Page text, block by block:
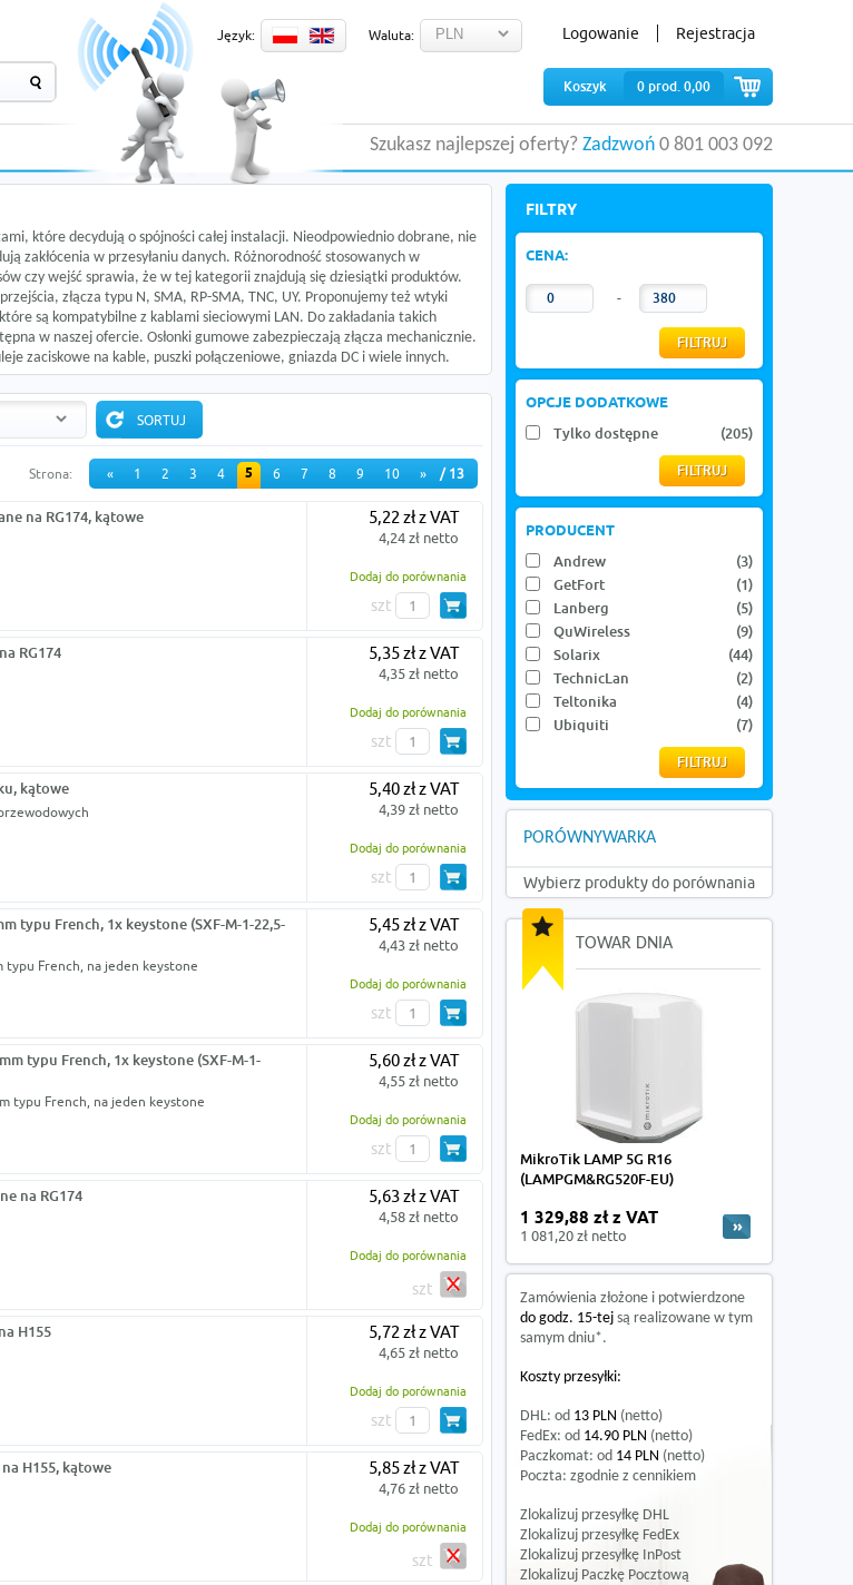
Język: Waluta: Logowanie Rejestracja
Koszyk 0 prod. 0,00
Szukasz najlepszej oferty? Zadzwoń 0 801 003 092
które decydują o spójności całej instalacji. Nieodpowiednio dobrane, nie
zakłócenia w przesyłaniu danych. Różnorodność stosowanych w
czy wejść sprawia, że w tej kategorii znajdują się dziesiątki produktów.
złącza typu N, SMA, RP-SMA, TNC, UY. Proponujemy też wtyki
są kompatybilne z kablami sieciowymi LAN. Do zakładania takich
w naszej ofercie. Osłonki gumowe zabezpieczają złącza mechanicznie.
zaciskowe na kable, puszki połączeniowe, gniazda DC i wiele innych.
Strona: « 1 2 3 4 5 6 7 8 9 10 » / 13
na RG174, kątowe 5,22 zł z VAT
4,24 zł netto
Dodaj do porównania
szt
RG174 5,35 zł z VAT
4,35 zł netto
Dodaj do porównania
szt
kątowe 5,40 zł z VAT
4,39 zł netto
Dodaj do porównania
szt
typu French, 1x keystone (SXF-M-1-22,5-
typu French, na jeden keystone
5,45 zł z VAT
4,43 zł netto
Dodaj do porównania
szt
typu French, 1x keystone (SXF-M-1-
typu French, na jeden keystone
5,60 zł z VAT
4,55 zł netto
Dodaj do porównania
szt
na RG174 5,63 zł z VAT
4,58 zł netto
Dodaj do porównania
szt
H155 5,72 zł z VAT
4,65 zł netto
Dodaj do porównania
szt
H155, kątowe 5,85 zł z VAT
4,76 zł netto
Dodaj do porównania
szt
FILTRY
CENA:
-
OPCJE DODATKOWE
Tylko dostępne (205)
PRODUCENT
Andrew
(3)
GetFort
(1)
Lanberg
(5)
QuWireless
(9)
Solarix
(44)
TechnicLan
(2)
Teltonika
(4)
Ubiquiti
(7)
PORÓWNYWARKA
Wybierz produkty do porównania
TOWAR DNIA
MikroTik LAMP 5G R16
(LAMPGM&RG520F-EU)
1 329,88 zł z VAT
1 081,20 zł netto
Zamówienia złożone i potwierdzone
do godz. 15-tej są realizowane w tym
samym dniu*.
Koszty przesyłki:
DHL: od 13 PLN (netto)
FedEx: od 14.90 PLN (netto)
Paczkomat: od 14 PLN (netto)
Poczta: zgodnie z cennikiem
Zlokalizuj przesyłkę DHL
Zlokalizuj przesyłkę FedEx
Zlokalizuj przesyłkę InPost
Zlokalizuj Paczkę Pocztową